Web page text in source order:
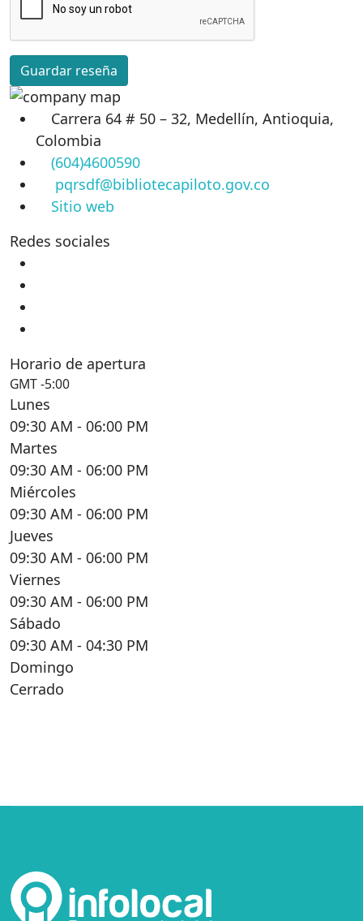
Guardar reseña
Carrera 64 # 50 – 32, Medellín, Antioquia,
Colombia
(604)4600590
pqrsdf@bibliotecapiloto.gov.co
Sitio web
Redes sociales
Horario de apertura
GMT -5:00
Lunes
09:30 AM - 06:00 PM
Martes
09:30 AM - 06:00 PM
Miércoles
09:30 AM - 06:00 PM
Jueves
09:30 AM - 06:00 PM
Viernes
09:30 AM - 06:00 PM
Sábado
09:30 AM - 04:30 PM
Domingo
Cerrado